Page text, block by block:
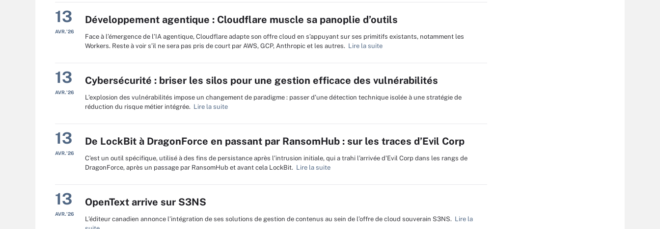
13
AVR.'26
Développement agentique : Cloudflare muscle sa panoplie d’outils
Face à l’émergence de l’IA agentique, Cloudflare adapte son offre cloud en s’appuyant sur ses primitifs existants, notamment les
Workers. Reste à voir s’il ne sera pas pris de court par AWS, GCP, Anthropic et les autres. Lire la suite
13
AVR.'26
Cybersécurité : briser les silos pour une gestion efficace des vulnérabilités
L’explosion des vulnérabilités impose un changement de paradigme : passer d’une détection technique isolée à une stratégie de
réduction du risque métier intégrée. Lire la suite
13
AVR.'26
De LockBit à DragonForce en passant par RansomHub : sur les traces d’Evil Corp
C’est un outil spécifique, utilisé à des fins de persistance après l’intrusion initiale, qui a trahi l’arrivée d’Evil Corp dans les rangs de
DragonForce, après un passage par RansomHub et avant cela LockBit. Lire la suite
13
AVR.'26
OpenText arrive sur S3NS
L’éditeur canadien annonce l’intégration de ses solutions de gestion de contenus au sein de l’offre de cloud souverain S3NS. Lire la